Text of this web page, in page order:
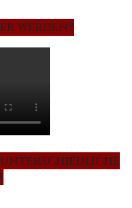
werden?
unterschiedliche